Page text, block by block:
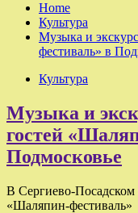
Home
Культура
Музыка и
фестиваль» в
Культура
Музыка и
гостей
Подмосковье
В Сергиево-Посадском
«Шаляпин-фестиваль»